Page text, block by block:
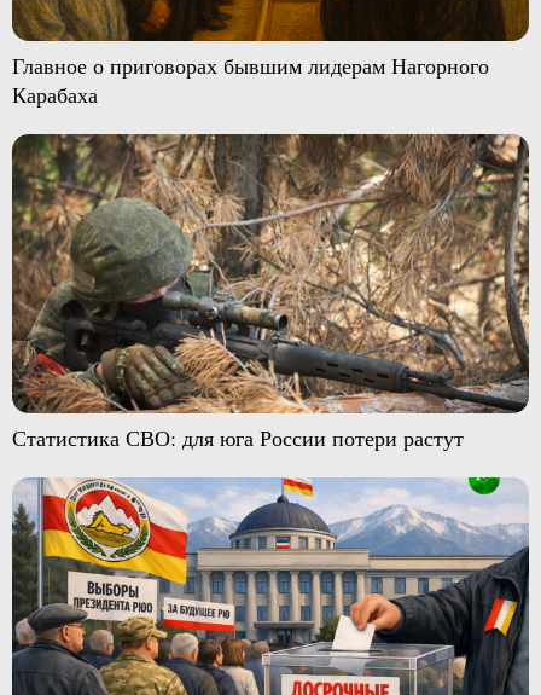
Главное о приговорах бывшим лидерам Нагорного
Карабаха
Статистика СВО: для юга России потери растут